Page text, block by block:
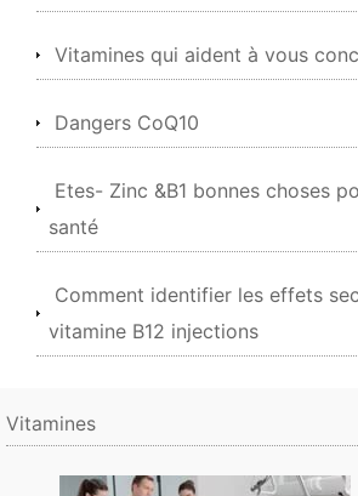
Vitamines qui aident à vous
Dangers CoQ10
Etes- Zinc &B1 bonnes choses
santé
Comment identifier les effets
vitamine B12 injections
Vitamines